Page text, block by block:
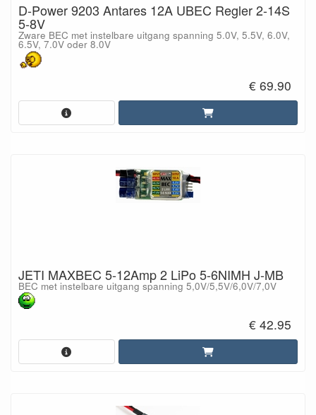
D-Power 9203 Antares 12A UBEC Regler 2-14S
5-8V
Zware BEC met instelbare uitgang spanning 5.0V, 5.5V, 6.0V,
6.5V, 7.0V oder 8.0V
€ 69.90
JETI MAXBEC 5-12Amp 2 LiPo 5-6NIMH J-MB
BEC met instelbare uitgang spanning 5,0V/5,5V/6,0V/7,0V
€ 42.95